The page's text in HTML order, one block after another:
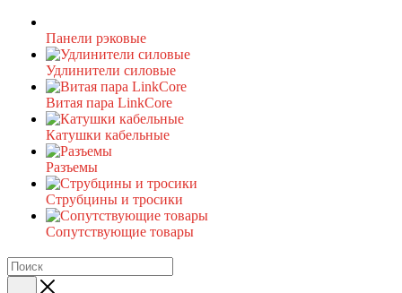
Панели рэковые
Удлинители силовые
Витая пара LinkCore
Катушки кабельные
Разъемы
Струбцины и тросики
Сопутствующие товары